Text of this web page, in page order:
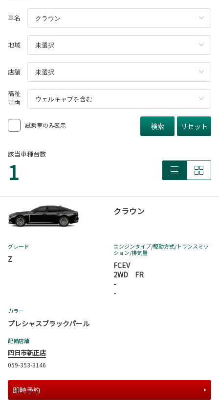
車名
地域
店舗
福祉
車両
試乗車のみ表示 検索 リセット
該当車種台数
1
クラウン
グレード
Z
エンジンタイプ/駆動方式/トランスミッ
ション/排気量
FCEV
2WD FR
-
-
カラー
プレシャスブラックパール
配備店舗
四日市新正店
059-353-3146
即時予約